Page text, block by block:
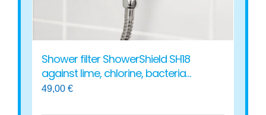
Shower filter ShowerShield SH18
against lime, chlorine, bacteria…
49,00€